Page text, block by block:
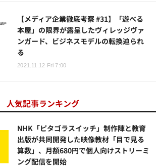
【メディア企業徹底考察 #31】「遊べる
本屋」の限界が露呈したヴィレッジヴァ
ンガード、ビジネスモデルの転換迫られ
る
2021.11.12 Fri 7:00
人気記事ランキング
NHK「ピタゴラスイッチ」制作陣と教育
出版が共同開発した映像教材「目で見る
算数」、月額680円で個人向けストリーミ
ング配信を開始